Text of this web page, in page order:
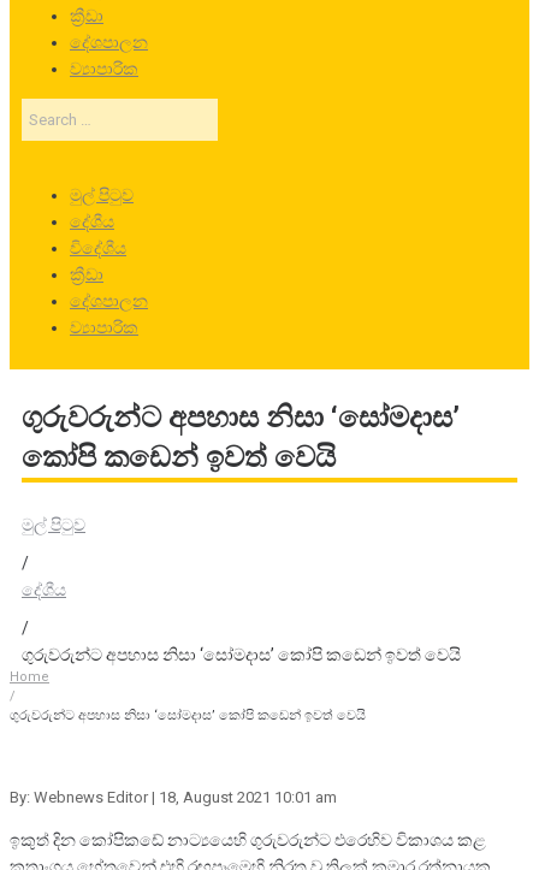
ක්‍රීඩා
දේශපාලන
ව්‍යාපාරික
Search
…
මුල් පිටුව
දේශීය
විදේශීය
ක්‍රීඩා
දේශපාලන
ව්‍යාපාරික
ගුරුවරුන්ට අපහාස නිසා ‘සෝමදාස’
කෝපි කඩෙන් ඉවත් වෙයි
මුල් පිටුව
/
දේශීය
/
ගුරුවරුන්ට අපහාස නිසා ‘සෝමදාස’ කෝපි කඩෙන් ඉවත් වෙයි
Home
/
ගුරුවරුන්ට අපහාස නිසා ‘සෝමදාස’ කෝපි කඩෙන් ඉවත් වෙයි
By: Webnews Editor | 18, August 2021 10:01 am
ඉකුත් දින කෝපිකඩේ නාට්‍යයෙහි ගුරුවරුන්ට එරෙහිව විකාශය කළ